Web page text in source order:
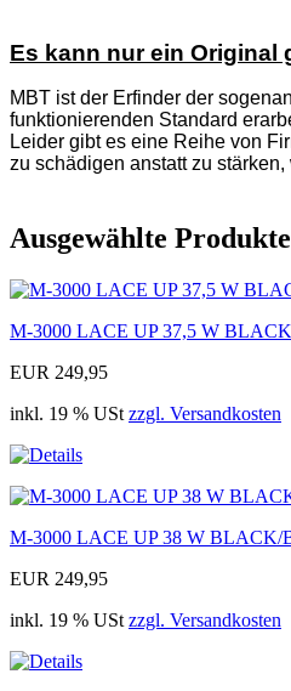
Es kann nur ein Original
MBT ist der Erfinder der
funktionierenden Standard
Leider gibt es eine Reihe von
zu schädigen anstatt zu
Ausgewählte Produkte
M-3000 LACE UP 37,5 W
EUR 249,95
inkl. 19 % USt zzgl. Versandkosten
M-3000 LACE UP 38 W BLACK/
EUR 249,95
inkl. 19 % USt zzgl. Versandkosten